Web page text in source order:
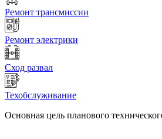
Ремонт трансмиссии
Ремонт электрики
Сход развал
Техобслуживание
Основная цель планового